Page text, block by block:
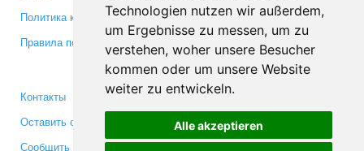
Technologien nutzen wir außerdem,
um Ergebnisse zu messen, um zu
verstehen, woher unsere Besucher
kommen oder um unsere Website
weiter zu entwickeln.
Alle akzeptieren
Политика конфиденциальности
Правила пользования
Инвесторам
Медиа
Контакты
Оставить отзыв
Сообщить об ошибке
Facebook
Twitter
YouTube